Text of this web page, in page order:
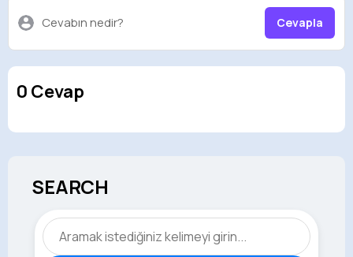
Cevabın nedir? Cevapla
0 Cevap
SEARCH